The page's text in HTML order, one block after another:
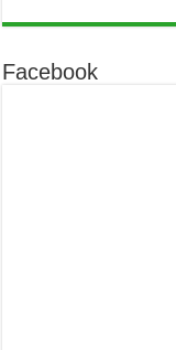
Facebook